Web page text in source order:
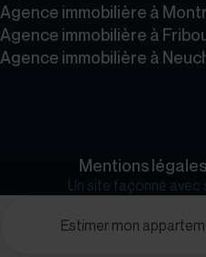
Agence immobilière à
Agence immobilière à
Agence immobilière à
Mentions légales
Un site façonné avec